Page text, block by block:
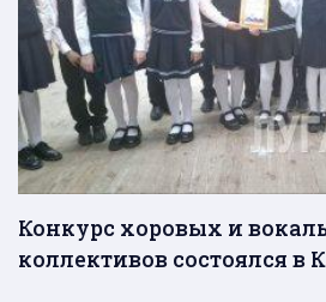
Конкурс хоровых и
коллективов состоялся в